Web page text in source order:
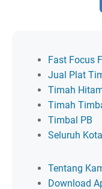
Fast Focus
Jual Plat
Timah
Timah
Timbal PB
Seluruh
Tentang
Download